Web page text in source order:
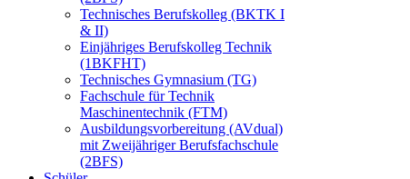
Technisches Berufskolleg (BKTK I
& II)
Einjähriges Berufskolleg Technik
(1BKFHT)
Technisches Gymnasium (TG)
Fachschule für Technik
Maschinentechnik (FTM)
Ausbildungsvorbereitung (AVdual)
mit Zweijähriger Berufsfachschule
(2BFS)